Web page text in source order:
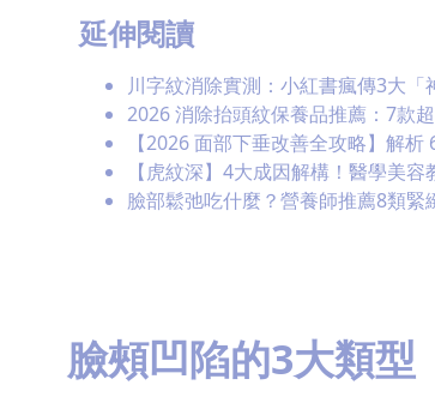
延伸閱讀
川字紋消除實測：小紅書瘋傳3大
2026 消除抬頭紋保養品推薦：7款
【2026 面部下垂改善全攻略】解
【虎紋深】4大成因解構！醫學美
臉部鬆弛吃什麼？營養師推薦8類緊
臉頰凹陷的3大類型